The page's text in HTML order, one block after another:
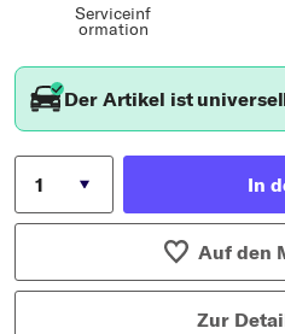
Serviceinf
ormation
Der Artikel ist
In
Auf den
Zur